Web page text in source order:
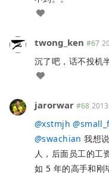
twong_ken #67
沉了吧，话不投机
jarorwar #68
@xstmjh @
@swachian 我想
人，后面员工的工
如 5 年的高手和刚